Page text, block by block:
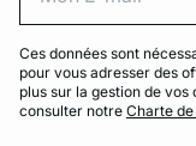
Ces données sont
pour vous adresser des
plus sur la gestion de
consulter notre Charte